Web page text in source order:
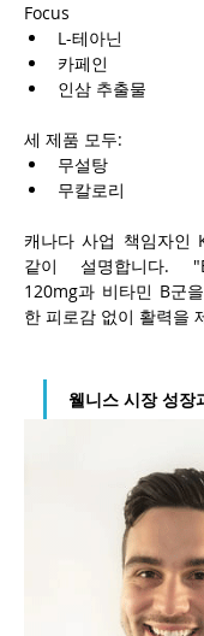
Focus
L-테아닌
카페인
인삼 추출물
세 제품 모두:
무설탕
무칼로리
캐나다 사업 책임자인
같이 설명합니다.
120mg과 비타민 B군
한 피로감 없이 활력을
웰니스 시장 성장